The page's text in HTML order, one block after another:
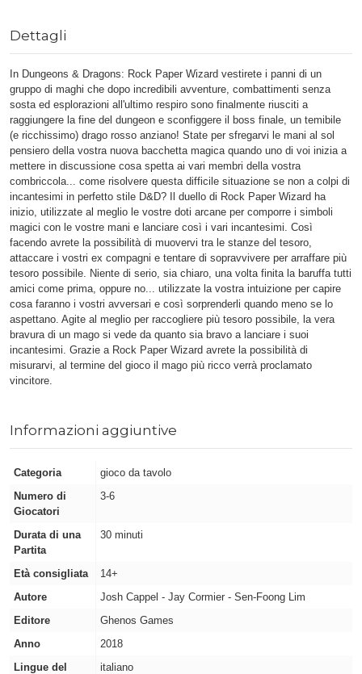
Dettagli
In Dungeons & Dragons: Rock Paper Wizard vestirete i panni di un
gruppo di maghi che dopo incredibili avventure, combattimenti senza
sosta ed esplorazioni all'ultimo respiro sono finalmente riusciti a
raggiungere la fine del dungeon e sconfiggere il boss finale, un temibile
(e ricchissimo) drago rosso anziano! State per sfregarvi le mani al sol
pensiero della vostra nuova bacchetta magica quando uno di voi inizia a
mettere in discussione cosa spetta ai vari membri della vostra
combriccola... come risolvere questa difficile situazione se non a colpi di
incantesimi in perfetto stile D&D? Il duello di Rock Paper Wizard ha
inizio, utilizzate al meglio le vostre doti arcane per comporre i simboli
magici con le vostre mani e lanciare così i vari incantesimi. Così
facendo avrete la possibilità di muovervi tra le stanze del tesoro,
attaccare i vostri ex compagni e tentare di sopravvivere per arraffare più
tesoro possibile. Niente di serio, sia chiaro, una volta finita la baruffa tutti
amici come prima, oppure no... utilizzate la vostra intuizione per capire
cosa faranno i vostri avversari e così sorprenderli quando meno se lo
aspettano. Agite al meglio per raccogliere più tesoro possibile, la vera
bravura di un mago si vede da quanto sia bravo a lanciare i suoi
incantesimi. Grazie a Rock Paper Wizard avrete la possibilità di
misurarvi, al termine del gioco il mago più ricco verrà proclamato
vincitore.
Informazioni aggiuntive
Categoria
gioco da tavolo
Numero di
Giocatori
3-6
Durata di una
Partita
30 minuti
Età consigliata
14+
Autore
Josh Cappel - Jay Cormier - Sen-Foong Lim
Editore
Ghenos Games
Anno
2018
Lingue del
italiano